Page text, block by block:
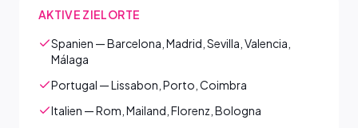
AKTIVE ZIELORTE
Spanien — Barcelona, Madrid, Sevilla, Valencia,
Málaga
Portugal — Lissabon, Porto, Coimbra
Italien — Rom, Mailand, Florenz, Bologna